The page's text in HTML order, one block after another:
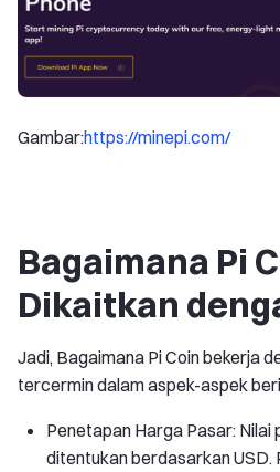
Gambar:https://minepi.com/
Bagaimana Pi
Dikaitkan
Jadi, Bagaimana Pi Coin bekerja
tercermin dalam aspek-aspek
Penetapan Harga Pasar: Nilai
ditentukan berdasarkan USD.